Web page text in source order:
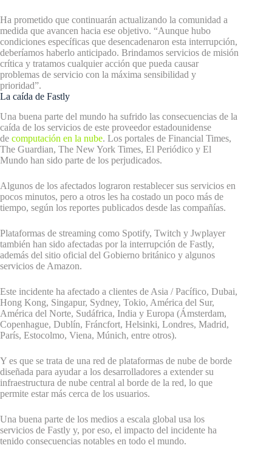
Ha prometido que continuarán actualizando la comunidad a
medida que avancen hacia ese objetivo. “Aunque hubo
condiciones específicas que desencadenaron esta interrupción,
deberíamos haberlo anticipado. Brindamos servicios de misión
crítica y tratamos cualquier acción que pueda causar
problemas de servicio con la máxima sensibilidad y
prioridad”.
La caída de Fastly
Una buena parte del mundo ha sufrido las consecuencias de la
caída de los servicios de este proveedor estadounidense
de computación en la nube. Los portales de Financial Times,
The Guardian, The New York Times, El Periódico y El
Mundo han sido parte de los perjudicados.
Algunos de los afectados lograron restablecer sus servicios en
pocos minutos, pero a otros les ha costado un poco más de
tiempo, según los reportes publicados desde las compañías.
Plataformas de streaming como Spotify, Twitch y Jwplayer
también han sido afectadas por la interrupción de Fastly,
además del sitio oficial del Gobierno británico y algunos
servicios de Amazon.
Este incidente ha afectado a clientes de Asia / Pacífico, Dubai,
Hong Kong, Singapur, Sydney, Tokio, América del Sur,
América del Norte, Sudáfrica, India y Europa (Ámsterdam,
Copenhague, Dublín, Fráncfort, Helsinki, Londres, Madrid,
París, Estocolmo, Viena, Múnich, entre otros).
Y es que se trata de una red de plataformas de nube de borde
diseñada para ayudar a los desarrolladores a extender su
infraestructura de nube central al borde de la red, lo que
permite estar más cerca de los usuarios.
Una buena parte de los medios a escala global usa los
servicios de Fastly y, por eso, el impacto del incidente ha
tenido consecuencias notables en todo el mundo.